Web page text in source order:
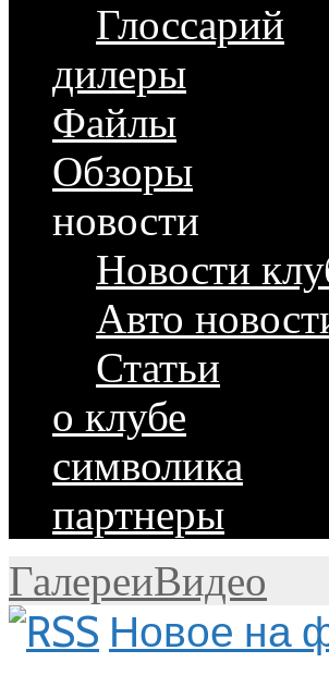
Глоссарий
дилеры
Файлы
Обзоры
новости
Новости
Авто
Статьи
о клубе
символика
партнеры
ГалереиВидео
Новое на